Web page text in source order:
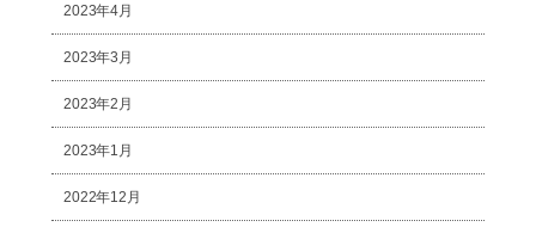
2023年4月
2023年3月
2023年2月
2023年1月
2022年12月